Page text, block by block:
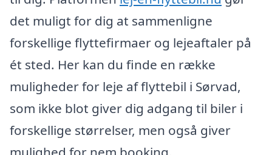
det muligt for dig at sammenligne
forskellige flyttefirmaer og lejeaftaler på
ét sted. Her kan du finde en række
muligheder for leje af flyttebil i Sørvad,
som ikke blot giver dig adgang til biler i
forskellige størrelser, men også giver